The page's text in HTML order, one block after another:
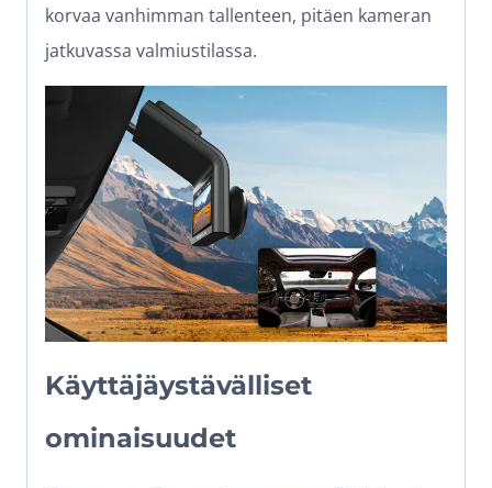
korvaa vanhimman tallenteen, pitäen kameran
jatkuvassa valmiustilassa.
Käyttäjäystävälliset
ominaisuudet